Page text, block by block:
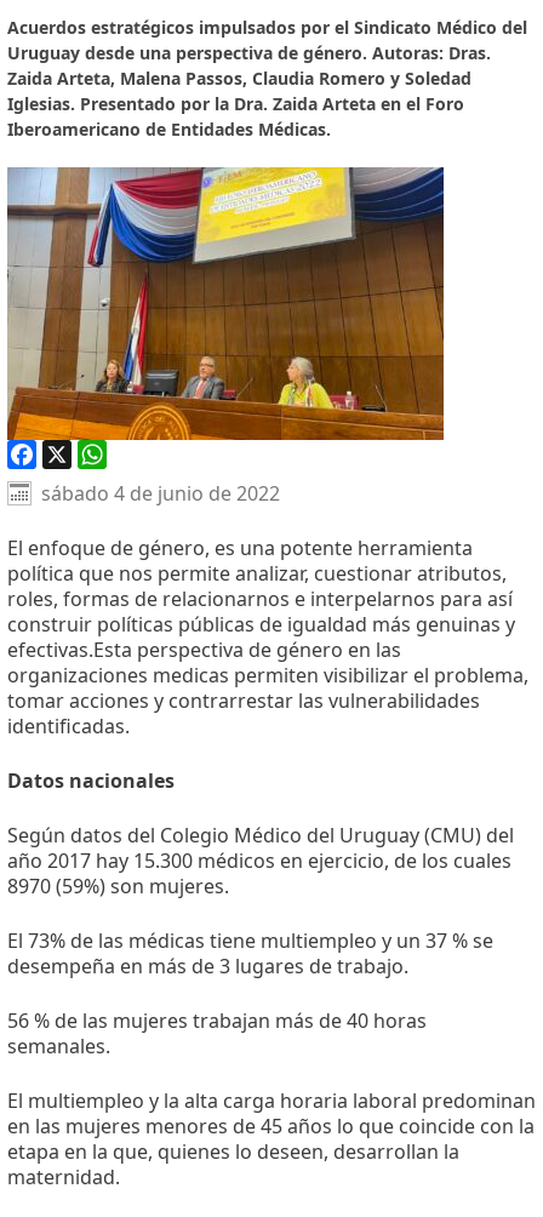
Acuerdos estratégicos impulsados por el Sindicato Médico del
Uruguay desde una perspectiva de género. Autoras: Dras.
Zaida Arteta, Malena Passos, Claudia Romero y Soledad
Iglesias. Presentado por la Dra. Zaida Arteta en el Foro
Iberoamericano de Entidades Médicas.
Facebook
X WhatsApp
sábado 4 de junio de 2022
El enfoque de género, es una potente herramienta
política que nos permite analizar, cuestionar atributos,
roles, formas de relacionarnos e interpelarnos para así
construir políticas públicas de igualdad más genuinas y
efectivas.Esta perspectiva de género en las
organizaciones medicas permiten visibilizar el problema,
tomar acciones y contrarrestar las vulnerabilidades
identificadas.
Datos nacionales
Según datos del Colegio Médico del Uruguay (CMU) del
año 2017 hay 15.300 médicos en ejercicio, de los cuales
8970 (59%) son mujeres.
El 73% de las médicas tiene multiempleo y un 37 % se
desempeña en más de 3 lugares de trabajo.
56 % de las mujeres trabajan más de 40 horas
semanales.
El multiempleo y la alta carga horaria laboral predominan
en las mujeres menores de 45 años lo que coincide con la
etapa en la que, quienes lo deseen, desarrollan la
maternidad.